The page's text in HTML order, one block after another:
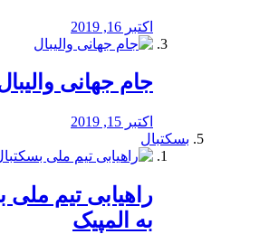
اکتبر 16, 2019
جام جهانی
اکتبر 15, 2019
بسکتبال
راهیابی تیم ملی
به المپیک